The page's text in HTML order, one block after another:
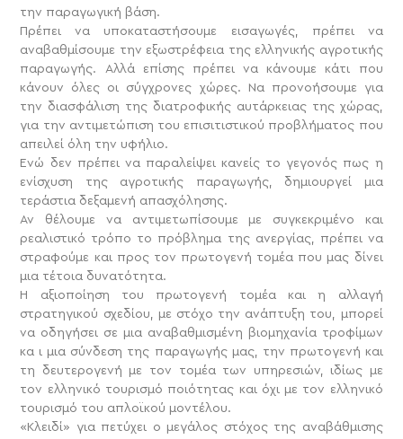
την παραγωγική βάση.
Πρέπει να υποκαταστήσουμε εισαγωγές, πρέπει να
αναβαθμίσουμε την εξωστρέφεια της ελληνικής αγροτικής
παραγωγής. Αλλά επίσης πρέπει να κάνουμε κάτι που
κάνουν όλες οι σύγχρονες χώρες. Να προνοήσουμε για
την διασφάλιση της διατροφικής αυτάρκειας της χώρας,
για την αντιμετώπιση του επισιτιστικού προβλήματος που
απειλεί όλη την υφήλιο.
Ενώ δεν πρέπει να παραλείψει κανείς το γεγονός πως η
ενίσχυση της αγροτικής παραγωγής, δημιουργεί μια
τεράστια δεξαμενή απασχόλησης.
Αν θέλουμε να αντιμετωπίσουμε με συγκεκριμένο και
ρεαλιστικό τρόπο το πρόβλημα της ανεργίας, πρέπει να
στραφούμε και προς τον πρωτογενή τομέα που μας δίνει
μια τέτοια δυνατότητα.
Η αξιοποίηση του πρωτογενή τομέα και η αλλαγή
στρατηγικού σχεδίου, με στόχο την ανάπτυξη του, μπορεί
να οδηγήσει σε μια αναβαθμισμένη βιομηχανία τροφίμων
κα ι μια σύνδεση της παραγωγής μας, την πρωτογενή και
τη δευτερογενή με τον τομέα των υπηρεσιών, ιδίως με
τον ελληνικό τουρισμό ποιότητας και όχι με τον ελληνικό
τουρισμό του απλοϊκού μοντέλου.
«Κλειδί» για πετύχει ο μεγάλος στόχος της αναβάθμισης